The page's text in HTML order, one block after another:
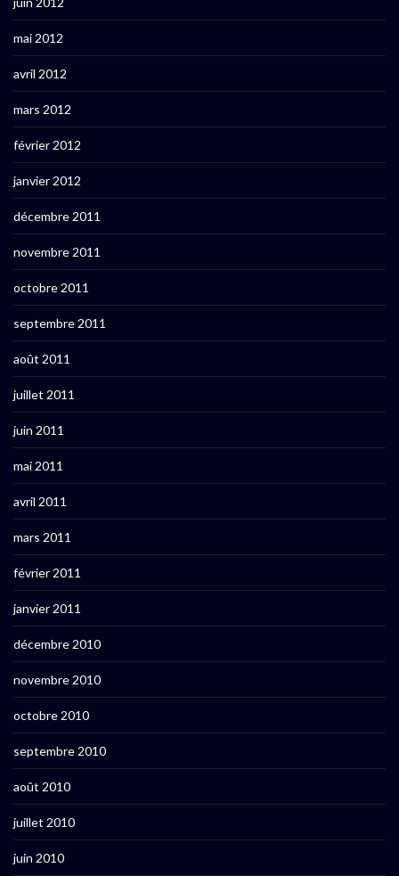
mai 2012
avril 2012
mars 2012
février 2012
janvier 2012
décembre 2011
novembre 2011
octobre 2011
septembre 2011
août 2011
juillet 2011
juin 2011
mai 2011
avril 2011
mars 2011
février 2011
janvier 2011
décembre 2010
novembre 2010
octobre 2010
septembre 2010
août 2010
juillet 2010
juin 2010